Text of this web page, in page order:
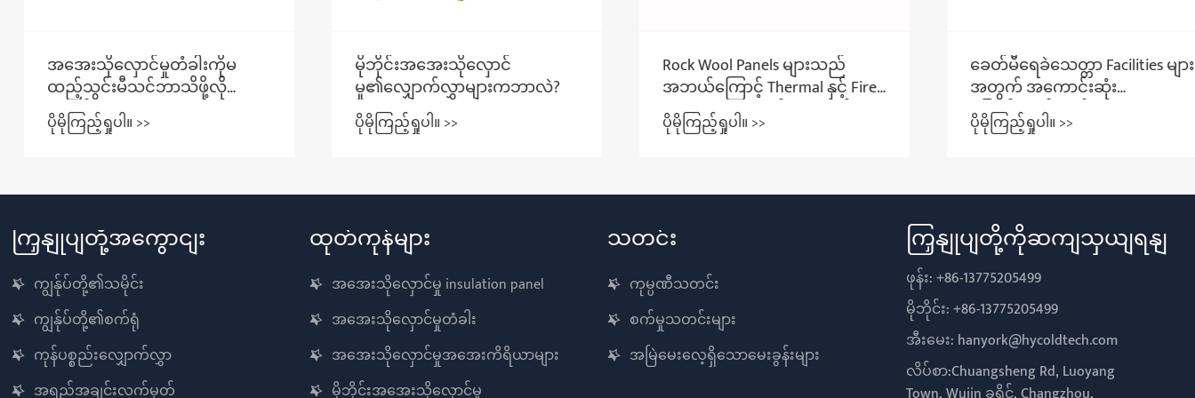
အအေးသိုလှောင်မှုတံခါးကိုမ
ထည့်သွင်းမီသင်ဘာသိဖို့လို
သနည်း။
ပိုမိုကြည့်ရှုပါ။ >>
မိုဘိုင်းအအေးသိုလှောင်
မှု၏လျှောက်လွှာများကဘာလဲ?
ပိုမိုကြည့်ရှုပါ။ >>
Rock Wool Panels များသည်
အဘယ်ကြောင့် Thermal နှင့် Fire
Insulation အတွက် အကောင်းဆုံး
ရွေးချယ်မှုဖြစ်သနည်း။
ပိုမိုကြည့်ရှုပါ။ >>
ခေတ်မီရေခဲသေတ္တာ Facilities များ
အတွက် အကောင်းဆုံး
ဖြေရှင်းချက်သည် Manual Sliding
Cold Storage Door ဖြစ်ပါသည်။
ပိုမိုကြည့်ရှုပါ။ >>
ကြှနျုပျတို့အကွောငျး
ကျွန်ုပ်တို့၏သမိုင်း
ကျွန်ုပ်တို့၏စက်ရုံ
ကုန်ပစ္စည်းလျှောက်လွှာ
အရည်အချင်းလက်မှတ်
ထုတ်ကုန်များ
အအေးသိုလှောင်မှု insulation panel
အအေးသိုလှောင်မှုတံခါး
အအေးသိုလှောင်မှုအအေးကိရိယာများ
မိုဘိုင်းအအေးသိုလှောင်မှု
သတင်း
ကုမ္ပဏီသတင်း
စက်မှုသတင်းများ
အမြဲမေးလေ့ရှိသောမေးခွန်းများ
ကြှနျုပျတို့ကိုဆကျသှယျရနျ
ဖုန်း:+86-13775205499
မိုဘိုင်း:+86-13775205499
အီးမေး: hanyork@hycoldtech.com
လိပ်စာ:Chuangsheng Rd, Luoyang